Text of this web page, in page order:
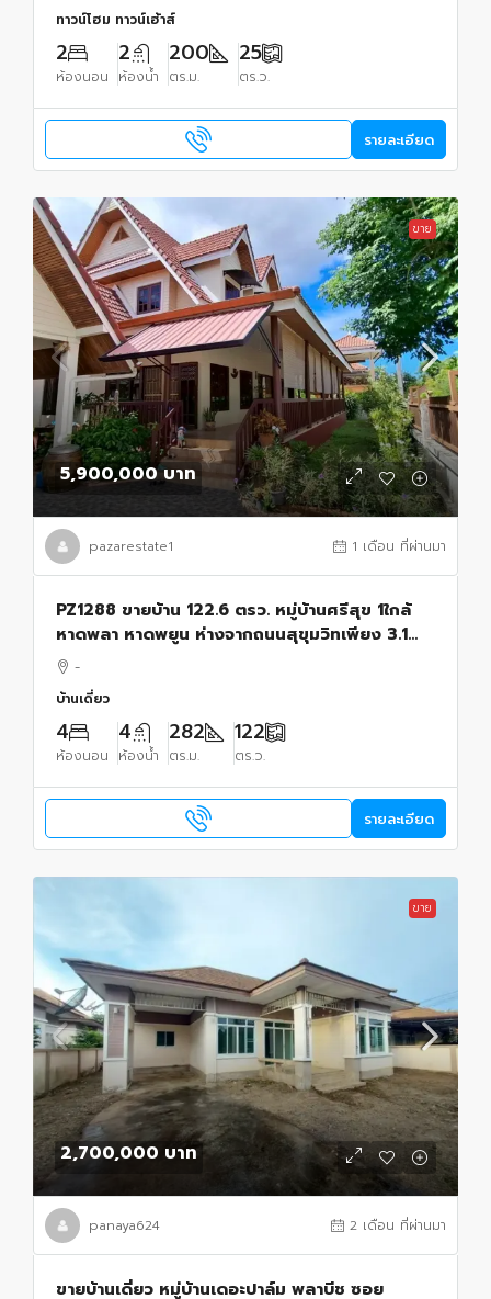
ทาวน์โฮม ทาวน์เฮ้าส์
2
ห้องนอน
2
ห้องน้ำ
200
ตร.ม.
25
ตร.ว.
รายละเอียด
ขาย
5,900,000 บาท
pazarestate1 1 เดือน ที่ผ่านมา
PZ1288 ขายบ้าน 122.6 ตรว. หมู่บ้านศรีสุข 1ใกล้
หาดพลา หาดพยูน ห่างจากถนนสุขุมวิทเพียง 3.1
กม. ตำบลพลา อำเภอบ้านฉาง จังหวัดระยอง
-
บ้านเดี่ยว
4
ห้องนอน
4
ห้องน้ำ
282
ตร.ม.
122
ตร.ว.
รายละเอียด
ขาย
2,700,000 บาท
panaya624 2 เดือน ที่ผ่านมา
ขายบ้านเดี่ยว หมู่บ้านเดอะปาล์ม พลาบีช ซอย